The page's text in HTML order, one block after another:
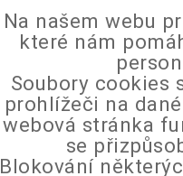
Na našem webu
které nám
Soubory cookies
prohlížeči na
webová stránka
se
Blokování